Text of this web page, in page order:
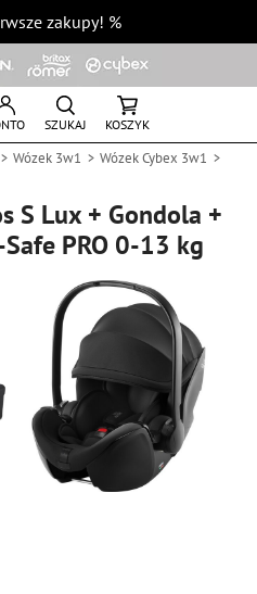
zakupy! %
SZUKAJ KOSZYK
Wózek 3w1
Wózek Cybex 3w1
S Lux + Gondola +
PRO 0-13 kg